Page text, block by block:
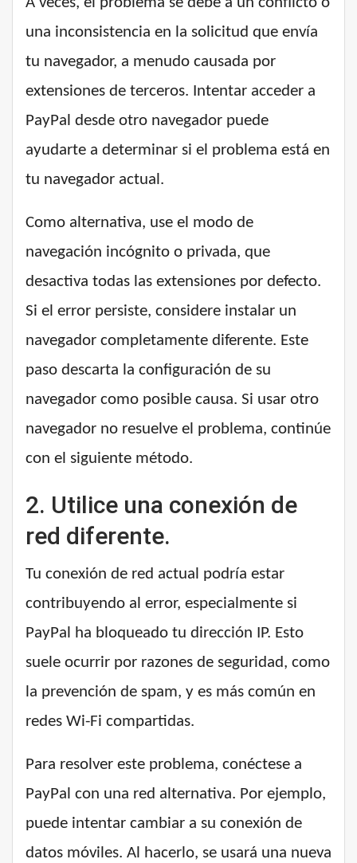
una inconsistencia en la solicitud que envía
tu navegador, a menudo causada por
extensiones de terceros. Intentar acceder a
PayPal desde otro navegador puede
ayudarte a determinar si el problema está en
tu navegador actual.
Como alternativa, use el modo de
navegación incógnito o privada, que
desactiva todas las extensiones por defecto.
Si el error persiste, considere instalar un
navegador completamente diferente. Este
paso descarta la configuración de su
navegador como posible causa. Si usar otro
navegador no resuelve el problema, continúe
con el siguiente método.
2. Utilice una conexión de
red diferente.
Tu conexión de red actual podría estar
contribuyendo al error, especialmente si
PayPal ha bloqueado tu dirección IP. Esto
suele ocurrir por razones de seguridad, como
la prevención de spam, y es más común en
redes Wi-Fi compartidas.
Para resolver este problema, conéctese a
PayPal con una red alternativa. Por ejemplo,
puede intentar cambiar a su conexión de
datos móviles. Al hacerlo, se usará una nueva